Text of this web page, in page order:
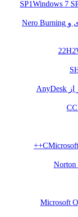
Windows 7
Nero Burning
AnyDesk
Microsoft
Norton